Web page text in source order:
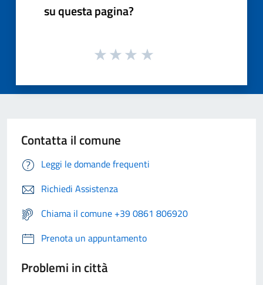
su questa pagina?
Contatta il comune
Leggi le domande frequenti
Richiedi Assistenza
Chiama il comune +39 0861 806920
Prenota un appuntamento
Problemi in città